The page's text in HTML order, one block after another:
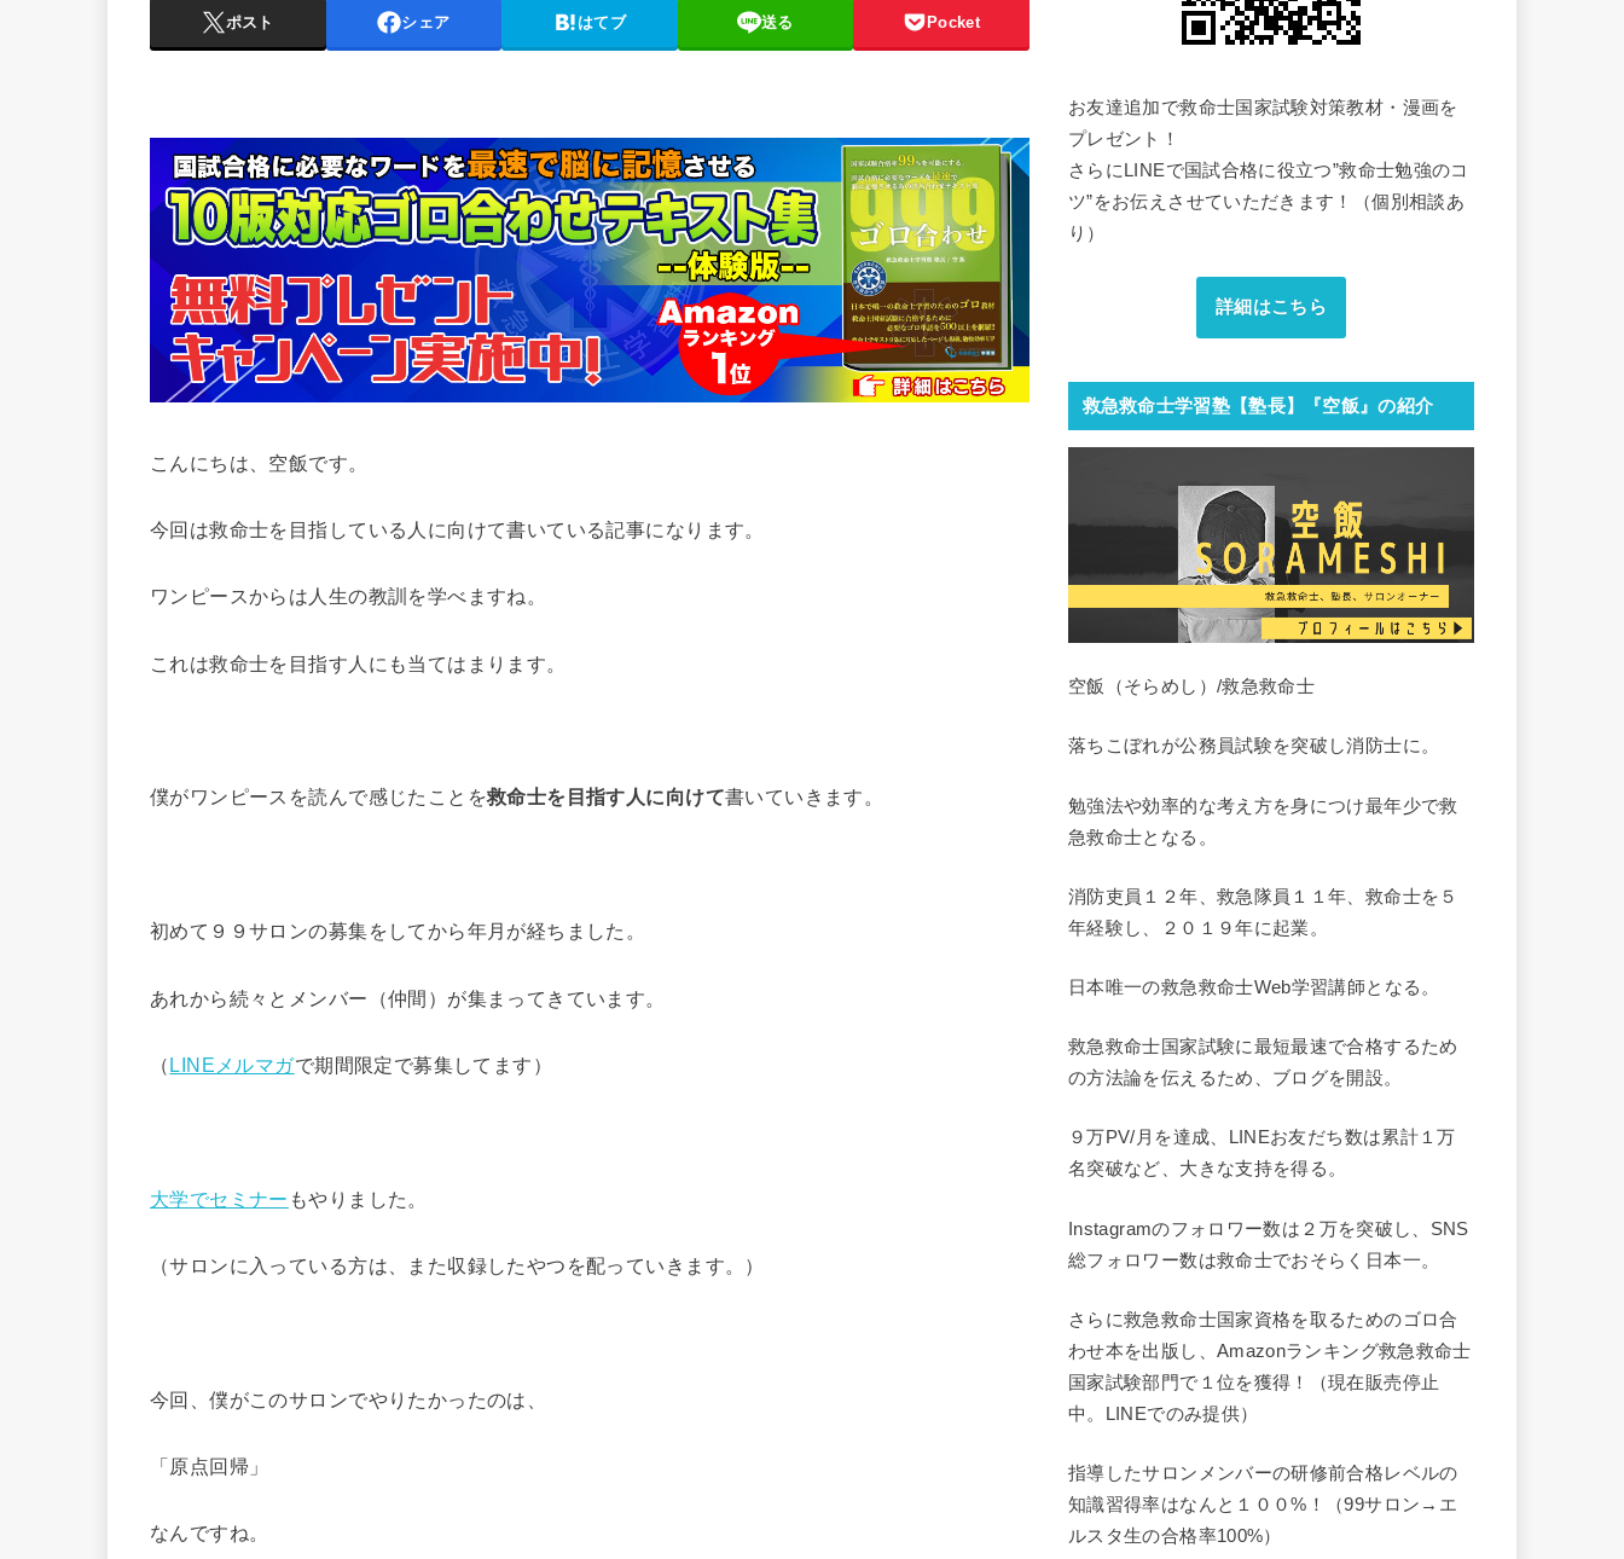
ポスト シェア はてブ 送る Pocket
こんにちは、空飯です。
今回は救命士を目指している人に向けて書いている記事になります。
ワンピースからは人生の教訓を学べますね。
これは救命士を目指す人にも当てはまります。
僕がワンピースを読んで感じたことを救命士を目指す人に向けて書いていきます。
初めて９９サロンの募集をしてから年月が経ちました。
あれから続々とメンバー（仲間）が集まってきています。
（LINEメルマガで期間限定で募集してます）
大学でセミナー もやりました。
（サロンに入っている方は、また収録したやつを配っていきます。）
今回、僕がこのサロンでやりたかったのは、
「原点回帰」
なんですね。
お友達追加で救命士国家試験対策教材・漫画を
プレゼント！
さらにLINEで国試合格に役立つ”救命士勉強のコ
ツ”をお伝えさせていただきます！（個別相談あ
り）
詳細はこちら
救急救命士学習塾【塾長】『空飯』の紹介
空飯（そらめし）/救急救命士
落ちこぼれが公務員試験を突破し消防士に。
勉強法や効率的な考え方を身につけ最年少で救
急救命士となる。
消防吏員１２年、救急隊員１１年、救命士を５
年経験し、２０１９年に起業。
日本唯一の救急救命士Web学習講師となる。
救急救命士国家試験に最短最速で合格するため
の方法論を伝えるため、ブログを開設。
９万PV/月を達成、LINEお友だち数は累計１万
名突破など、大きな支持を得る。
Instagramのフォロワー数は２万を突破し、SNS
総フォロワー数は救命士でおそらく日本一。
さらに救急救命士国家資格を取るためのゴロ合
わせ本を出版し、Amazonランキング救急救命士
国家試験部門で１位を獲得！（現在販売停止
中。LINEでのみ提供）
指導したサロンメンバーの研修前合格レベルの
知識習得率はなんと１００%！（99サロン→エ
ルスタ生の合格率100%）